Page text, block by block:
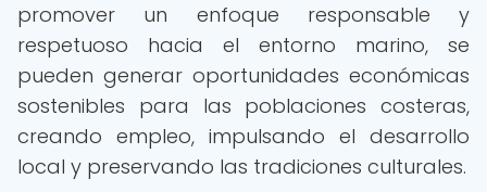
promover un enfoque responsable y
respetuoso hacia el entorno marino, se
pueden generar oportunidades económicas
sostenibles para las poblaciones costeras,
creando empleo, impulsando el desarrollo
local y preservando las tradiciones culturales.